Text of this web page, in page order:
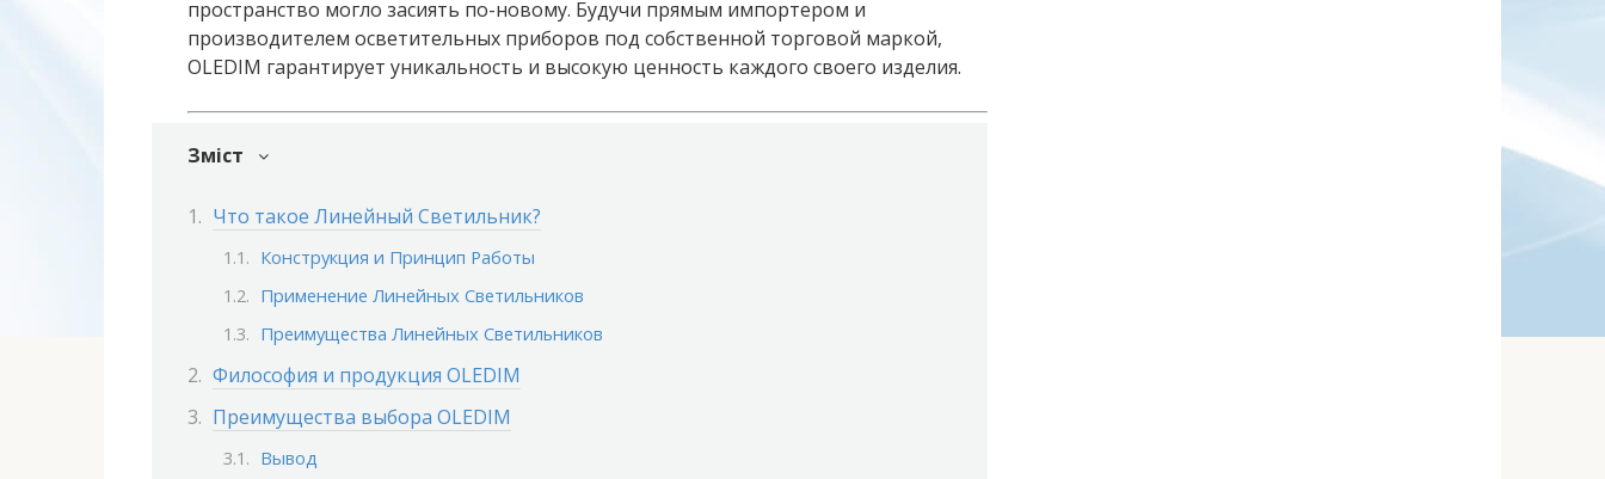
пространство могло засиять по-новому. Будучи прямым импортером и
производителем осветительных приборов под собственной торговой маркой,
OLEDIM гарантирует уникальность и высокую ценность каждого своего изделия.
Зміст
Что такое Линейный Светильник?
Конструкция и Принцип Работы
Применение Линейных Светильников
Преимущества Линейных Светильников
Философия и продукция OLEDIM
Преимущества выбора OLEDIM
Вывод